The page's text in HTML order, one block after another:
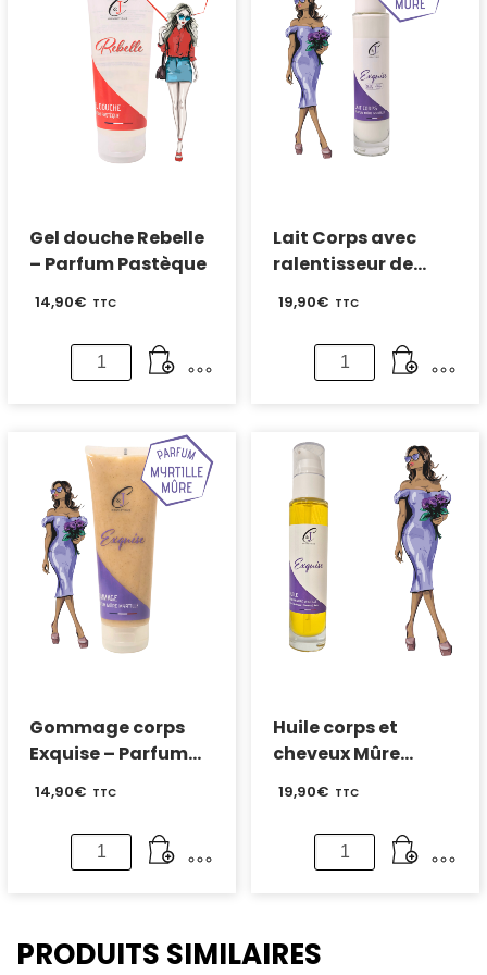
Gel douche Rebelle
– Parfum Pastèque
14,90€ TTC
quantité
de
Rebelle
Parfum
Pastèque
Lait Corps avec
ralentisseur de
Mûre Myrtille
19,90€ TTC
quantité
de
avec
ralentisseur
de
repousse
–
Parfum
Mûre
Myrtille
Gommage corps
Exquise – Parfum
14,90€ TTC
quantité
de
Exquise
-
Huile corps et
cheveux Mûre
19,90€ TTC
quantité
de
et
cheveux
PRODUITS SIMILAIRES